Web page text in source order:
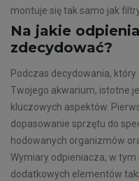
montuje się tak samo jak
Na jakie
zdecydować?
Podczas decydowania,
Twojego akwarium, istotne
kluczowych aspektów.
dopasowanie sprzętu do
hodowanych organizmów
Wymiary odpieniacza, w
dodatkowych elementów